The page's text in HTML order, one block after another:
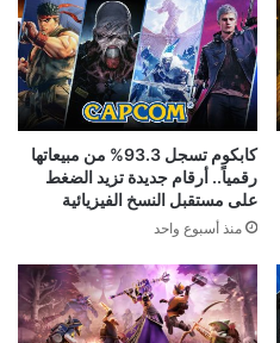
كابكوم تسجل 93.3% من مبيعاتها
رقمياً.. أرقام جديدة تزيد الضغط
على مستقبل النسخ الفيزيائية
منذ أسبوع واحد